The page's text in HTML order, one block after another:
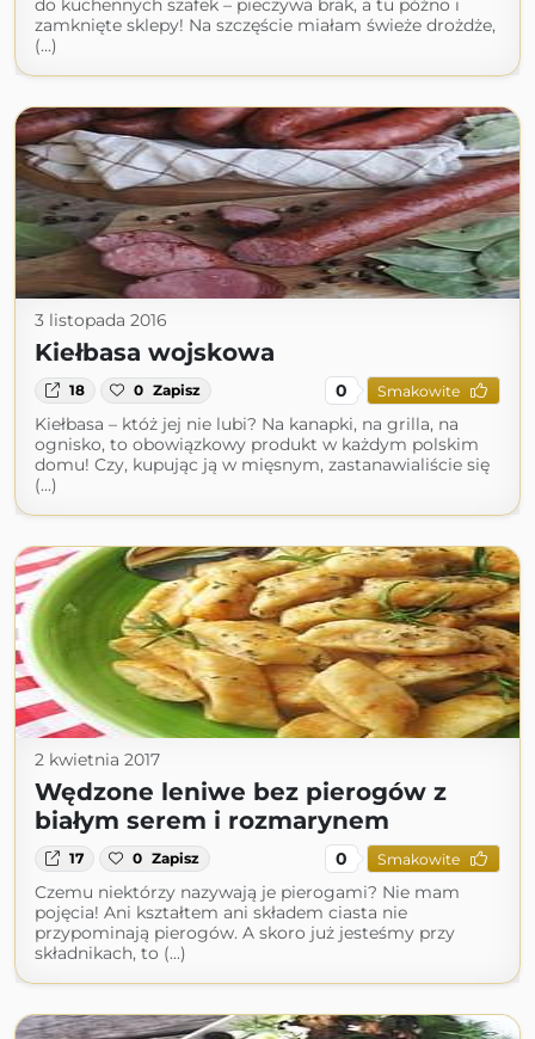
do kuchennych szafek – pieczywa brak, a tu późno i
zamknięte sklepy! Na szczęście miałam świeże drożdże,
(...)
3 listopada 2016
Kiełbasa wojskowa
18 0 Zapisz 0 Smakowite
Kiełbasa – któż jej nie lubi? Na kanapki, na grilla, na
ognisko, to obowiązkowy produkt w każdym polskim
domu! Czy, kupując ją w mięsnym, zastanawialiście się
(...)
2 kwietnia 2017
Wędzone leniwe bez pierogów z
białym serem i rozmarynem
17 0 Zapisz 0 Smakowite
Czemu niektórzy nazywają je pierogami? Nie mam
pojęcia! Ani kształtem ani składem ciasta nie
przypominają pierogów. A skoro już jesteśmy przy
składnikach, to (...)